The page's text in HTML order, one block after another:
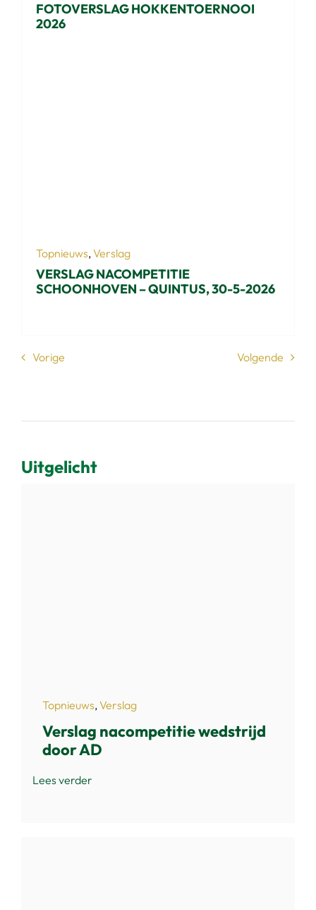
FOTOVERSLAG HOKKENTOERNOOI
2026
Topnieuws, Verslag
VERSLAG NACOMPETITIE
SCHOONHOVEN – QUINTUS, 30-5-2026
Vorige Volgende
Uitgelicht
Topnieuws,Verslag
Verslag nacompetitie wedstrijd
door AD
Lees verder